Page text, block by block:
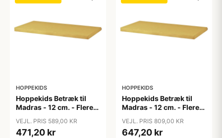
HOPPEKIDS
Hoppekids Betræk til
Madras - 12 cm. - Flere
Yellow
VEJL. PRIS 589,00 KR
471,20 kr
HOPPEKIDS
Hoppekids Betræk til
Madras - 12 cm. - Flere
Yellow
VEJL. PRIS 809,00 KR
647,20 kr